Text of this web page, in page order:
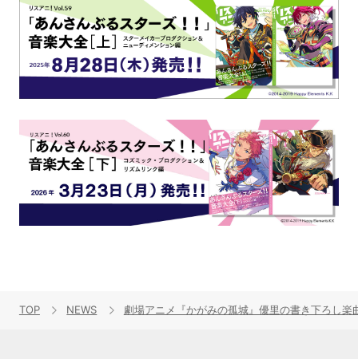
TOP NEWS 劇場アニメ『かがみの孤城』優里の書き下ろし